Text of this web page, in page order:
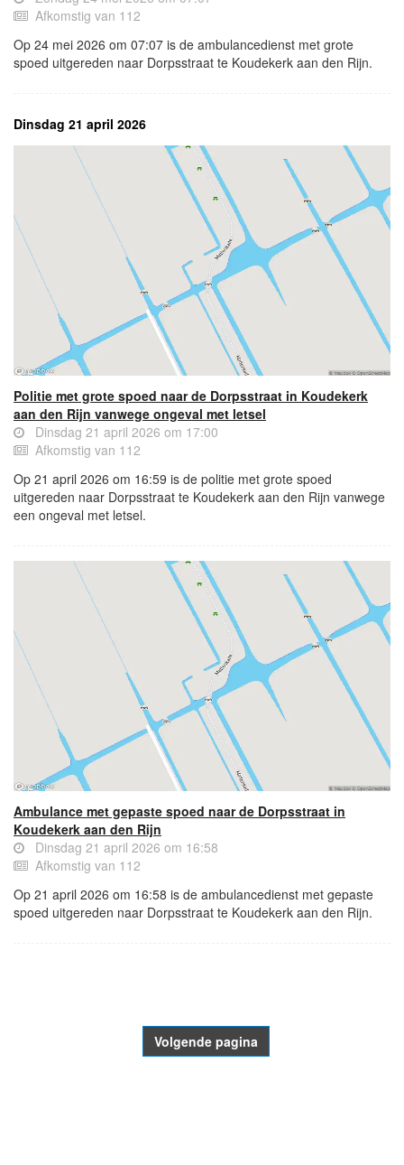
Afkomstig van 112
Op 24 mei 2026 om 07:07 is de ambulancedienst met grote
spoed uitgereden naar Dorpsstraat te Koudekerk aan den Rijn.
Dinsdag 21 april 2026
Politie met grote spoed naar de Dorpsstraat in Koudekerk
aan den Rijn vanwege ongeval met letsel
Dinsdag 21 april 2026 om 17:00
Afkomstig van 112
Op 21 april 2026 om 16:59 is de politie met grote spoed
uitgereden naar Dorpsstraat te Koudekerk aan den Rijn vanwege
een ongeval met letsel.
Ambulance met gepaste spoed naar de Dorpsstraat in
Koudekerk aan den Rijn
Dinsdag 21 april 2026 om 16:58
Afkomstig van 112
Op 21 april 2026 om 16:58 is de ambulancedienst met gepaste
spoed uitgereden naar Dorpsstraat te Koudekerk aan den Rijn.
Volgende pagina